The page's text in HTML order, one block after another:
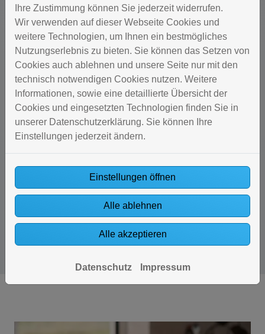
Für wen sinnvoll?
Für Haushalte, die viel Wasser trinken, Wert auf gute
Wasserqualität legen oder empfindliche Geräte (z. B.
Kaffeemaschine) schützen wollen.
Bild: Grohe Blue
Ihre Zustimmung können Sie jederzeit widerrufen.
Wir verwenden auf dieser Webseite Cookies und
weitere Technologien, um Ihnen ein bestmögliches
Nutzungserlebnis zu bieten. Sie können das Setzen von
Cookies auch ablehnen und unsere Seite nur mit den
technisch notwendigen Cookies nutzen. Weitere
Informationen, sowie eine detaillierte Übersicht der
Cookies und eingesetzten Technologien finden Sie in
unserer Datenschutzerklärung. Sie können Ihre
Einstellungen jederzeit ändern.
Einstellungen öffnen
Alle ablehnen
Alle akzeptieren
Datenschutz Impressum